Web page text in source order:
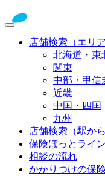
店舗検索（エリ
北海道・東
関東
中部・甲信
近畿
中国・四国
九州
店舗検索（駅から
保険ほっとライ
相談の流れ
かかりつけの保